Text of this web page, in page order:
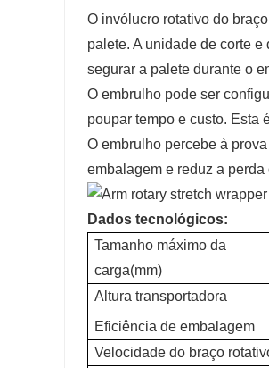
O invólucro rotativo do
palete. A unidade de corte
segurar a palete durante o
O embrulho pode ser
poupar tempo e custo. Esta
O embrulho percebe à
embalagem e reduz a
Dados tecnológicos:
Tamanho máximo da
carga(mm)
Altura transportadora
Eficiência de embalagem
Velocidade do braço